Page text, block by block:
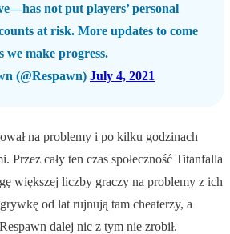
not put players’ personal
at risk. More updates to come
we make progress.
(@Respawn) July 4, 2021
na problemy i po kilku godzinach
Przez cały ten czas społeczność Titanfalla
większej liczby graczy na problemy z ich
od lat rujnują tam cheaterzy, a
dalej nic z tym nie zrobił.